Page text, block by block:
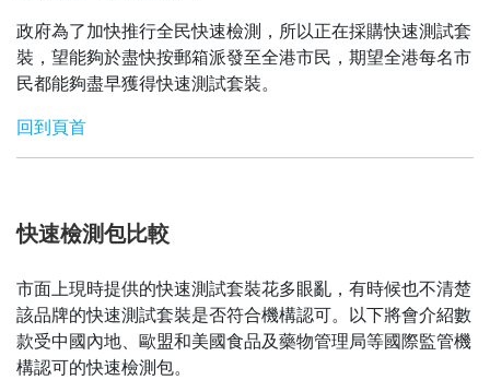
政府為了加快推行全民快速檢測，所以正在採購快速測試套
裝，望能夠於盡快按郵箱派發至全港市民，期望全港每名市
民都能夠盡早獲得快速測試套裝。
回到頁首
快速檢測包比較
市面上現時提供的快速測試套裝花多眼亂，有時候也不清楚
該品牌的快速測試套裝是否符合機構認可。以下將會介紹數
款受中國內地、歐盟和美國食品及藥物管理局等國際監管機
構認可的快速檢測包。